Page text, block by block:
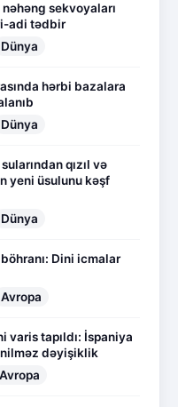
sekvoyaları
adi tədbir
Dünya
hərbi bazalara
Dünya
qızıl və
yeni üsulunu kəşf
Dünya
Dini icmalar
Avropa
varis tapıldı: İspaniya
dəyişiklik
Avropa